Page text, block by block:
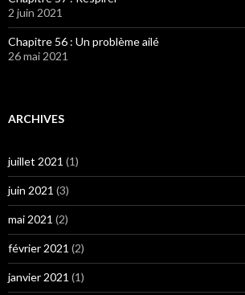
2 juin 2021
Chapitre 56 : Un problème ailé
26 mai 2021
ARCHIVES
juillet 2021 (1)
juin 2021 (3)
mai 2021 (2)
février 2021 (2)
janvier 2021 (1)